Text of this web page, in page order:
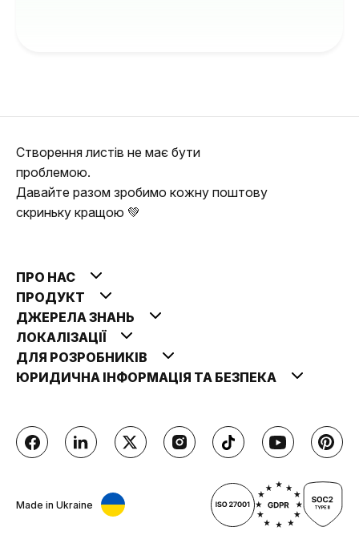
Створення листів не має бути
проблемою.
Давайте разом зробимо кожну поштову
скриньку кращою 💚
ПРО НАС
ПРОДУКТ
ДЖЕРЕЛА ЗНАНЬ
ЛОКАЛІЗАЦІЇ
ДЛЯ РОЗРОБНИКІВ
ЮРИДИЧНА ІНФОРМАЦІЯ ТА БЕЗПЕКА
Made in Ukraine